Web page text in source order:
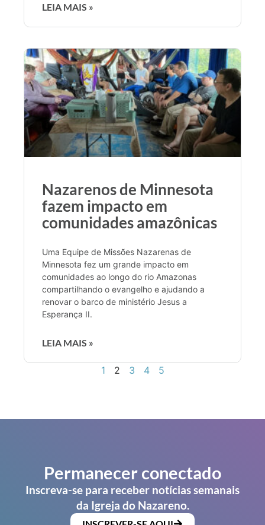
LEIA MAIS »
Nazarenos de Minnesota
fazem impacto em
comunidades amazônicas
Uma Equipe de Missões Nazarenas de
Minnesota fez um grande impacto em
comunidades ao longo do rio Amazonas
compartilhando o evangelho e ajudando a
renovar o barco de ministério Jesus a
Esperança II.
LEIA MAIS »
1 2 3 4 5
Permanecer conectado
Inscreva-se para receber notícias semanais
da Igreja do Nazareno.